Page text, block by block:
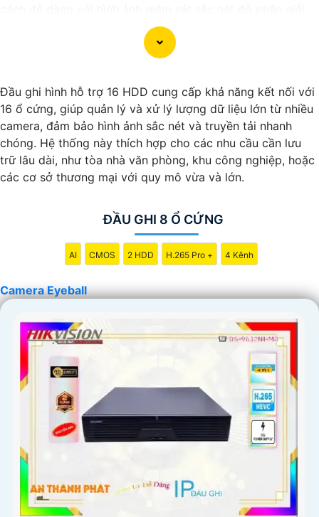
cao. Sau đây là một số camera chất lượng đề xuất dành
Đầu ghi hình hỗ trợ 16 HDD cung cấp khả năng kết nối với
16 ổ cứng, giúp quản lý và xử lý lượng dữ liệu lớn từ nhiều
camera, đảm bảo hình ảnh sắc nét và truyền tải nhanh
chóng. Hệ thống này thích hợp cho các nhu cầu cần lưu
trữ lâu dài, như tòa nhà văn phòng, khu công nghiệp, hoặc
các cơ sở thương mại với quy mô vừa và lớn.
ĐẦU GHI 8 Ổ CỨNG
AI CMOS 2 HDD H.265 Pro + 4 Kênh
Camera Eyeball